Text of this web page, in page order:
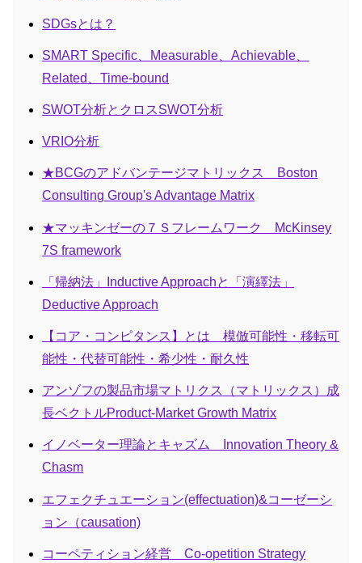
SDGsとは？
SMART Specific、Measurable、Achievable、
Related、Time-bound
SWOT分析とクロスSWOT分析
VRIO分析
★BCGのアドバンテージマトリックス Boston
Consulting Group's Advantage Matrix
★マッキンゼーの７Ｓフレームワーク McKinsey
7S framework
「帰納法」Inductive Approachと「演繹法」
Deductive Approach
【コア・コンピタンス】とは 模倣可能性・移転可
能性・代替可能性・希少性・耐久性
アンゾフの製品市場マトリクス（マトリックス）成
長ベクトルProduct-Market Growth Matrix
イノベーター理論とキャズム Innovation Theory &
Chasm
エフェクチュエーション(effectuation)&コーゼーシ
ョン（causation)
コーペティション経営 Co-opetition Strategy